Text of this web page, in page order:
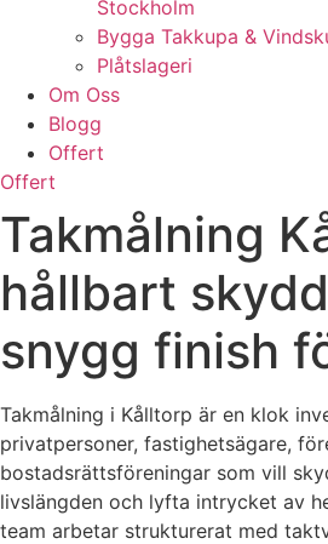
Stockholm
Bygga Takkupa &
Plåtslageri
Om Oss
Blogg
Offert
Offert
Takmålning
hållbart
snygg finish
Takmålning i Kålltorp är en klok
privatpersoner, fastighetsägare,
bostadsrättsföreningar som vill
livslängden och lyfta intrycket av
team arbetar strukturerat med